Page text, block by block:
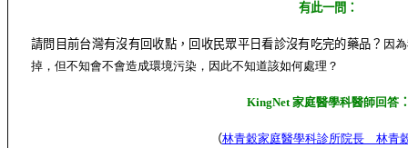
有此一問：
請問目前台灣有沒有回收點，回收民眾平日看診沒有吃完的藥品？ 因
掉，但不知會不會造成環境污染，因此不知道該如何處理？
KingNet 家庭醫學科醫師回答
（林青穀家庭醫學科診所院長 林青